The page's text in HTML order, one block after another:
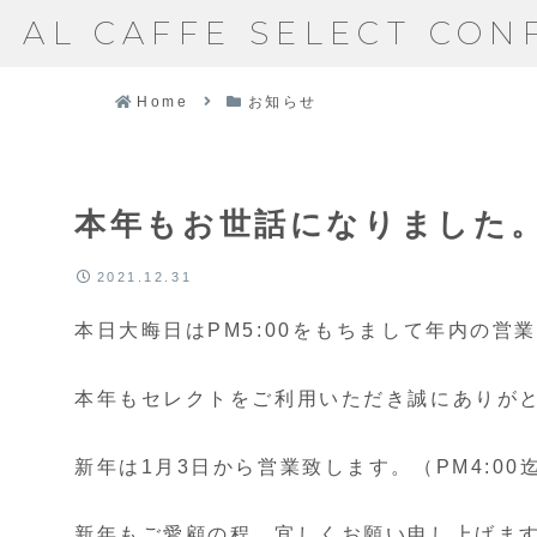
AL CAFFE SELECT
Home お知らせ
本年もお世話になりました
2021.12.31
本日大晦日はPM5:00をもちまして年内の営
本年もセレクトをご利用いただき誠にありが
新年は1月3日から営業致します。（PM4:00